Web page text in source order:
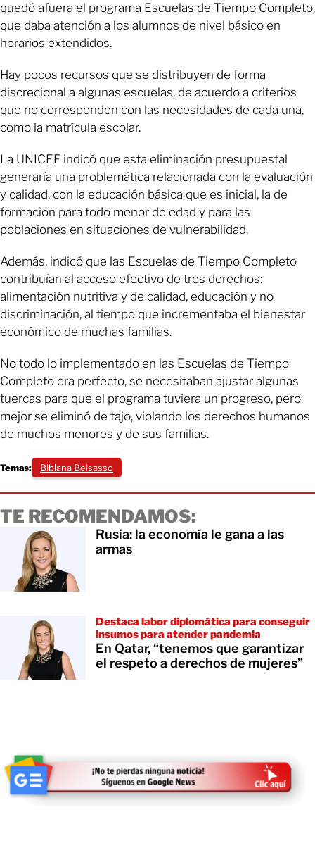
quedó afuera el programa Escuelas de Tiempo Completo,
que daba atención a los alumnos de nivel básico en
horarios extendidos.
Hay pocos recursos que se distribuyen de forma
discrecional a algunas escuelas, de acuerdo a criterios
que no corresponden con las necesidades de cada una,
como la matrícula escolar.
La UNICEF indicó que esta eliminación presupuestal
generaría una problemática relacionada con la evaluación
y calidad, con la educación básica que es inicial, la de
formación para todo menor de edad y para las
poblaciones en situaciones de vulnerabilidad.
Además, indicó que las Escuelas de Tiempo Completo
contribuían al acceso efectivo de tres derechos:
alimentación nutritiva y de calidad, educación y no
discriminación, al tiempo que incrementaba el bienestar
económico de muchas familias.
No todo lo implementado en las Escuelas de Tiempo
Completo era perfecto, se necesitaban ajustar algunas
tuercas para que el programa tuviera un progreso, pero
mejor se eliminó de tajo, violando los derechos humanos
de muchos menores y de sus familias.
Temas: Bibiana Belsasso
TE RECOMENDAMOS:
Rusia: la economía le gana a las
armas
Destaca labor diplomática para conseguir
insumos para atender pandemia
En Qatar, “tenemos que garantizar
el respeto a derechos de mujeres”